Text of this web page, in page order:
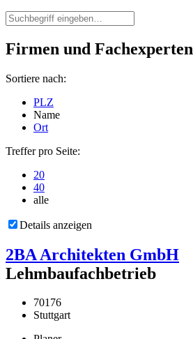
Firmen und Fachexperten
Sortiere nach:
PLZ
Name
Ort
Treffer pro Seite:
20
40
alle
Details anzeigen
2BA Architekten GmbH
Lehmbaufachbetrieb
70176
Stuttgart